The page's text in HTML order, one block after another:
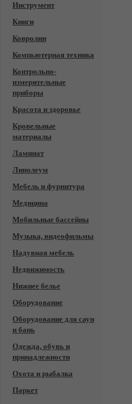
Инструмент
Книги
Ковролин
Компьютерная техника
Контрольно-
измерительные
приборы
Красота и здоровье
Кровельные
материалы
Ламинат
Линолеум
Мебель и фурнитура
Медицина
Мобильные бассейны
Музыка, видеофильмы
Надувная мебель
Недвижимость
Нижнее белье
Оборудование
Оборудование для саун
и бань
Одежда, обувь и
принадлежности
Охота и рыбалка
Паркет